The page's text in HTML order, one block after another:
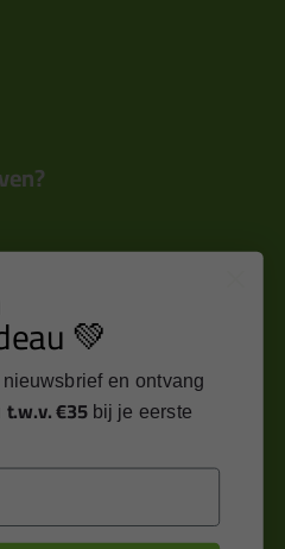
rechtstreeks in je
💚
en ontvang
t.w.v. €35 bij je eerste